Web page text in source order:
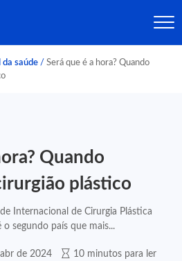
da saúde / Será que é a hora? Quando
Quando
plástico
Internacional de Cirurgia Plástica
o segundo país que mais...
de 2024 10 minutos para ler